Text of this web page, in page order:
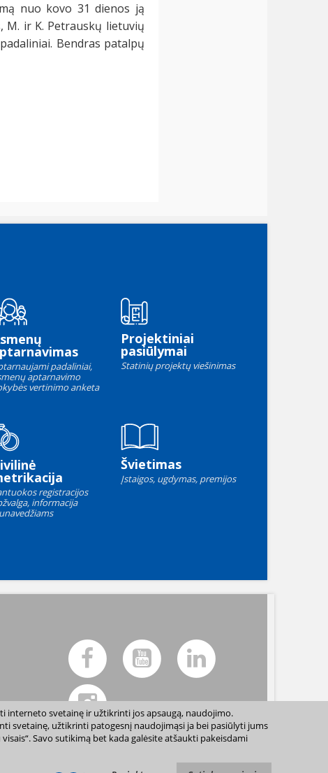
nuo kovo 31 dienos ją
M. ir K. Petrauskų lietuvių
Bendras patalpų
padaliniai,
aptarnavimo
vertinimo anketa
Projektiniai
pasiūlymai
Statinių projektų viešinimas
registracijos
informacija
Švietimas
Įstaigos, ugdymas, premijos
sutikimo draudžiama. |
interneto svetainę ir užtikrinti jos apsaugą, naudojimo.
svetainę, užtikrinti patogesnį naudojimąsi ja bei pasiūlyti jums
Savo sutikimą bet kada galėsite atšaukti pakeisdami